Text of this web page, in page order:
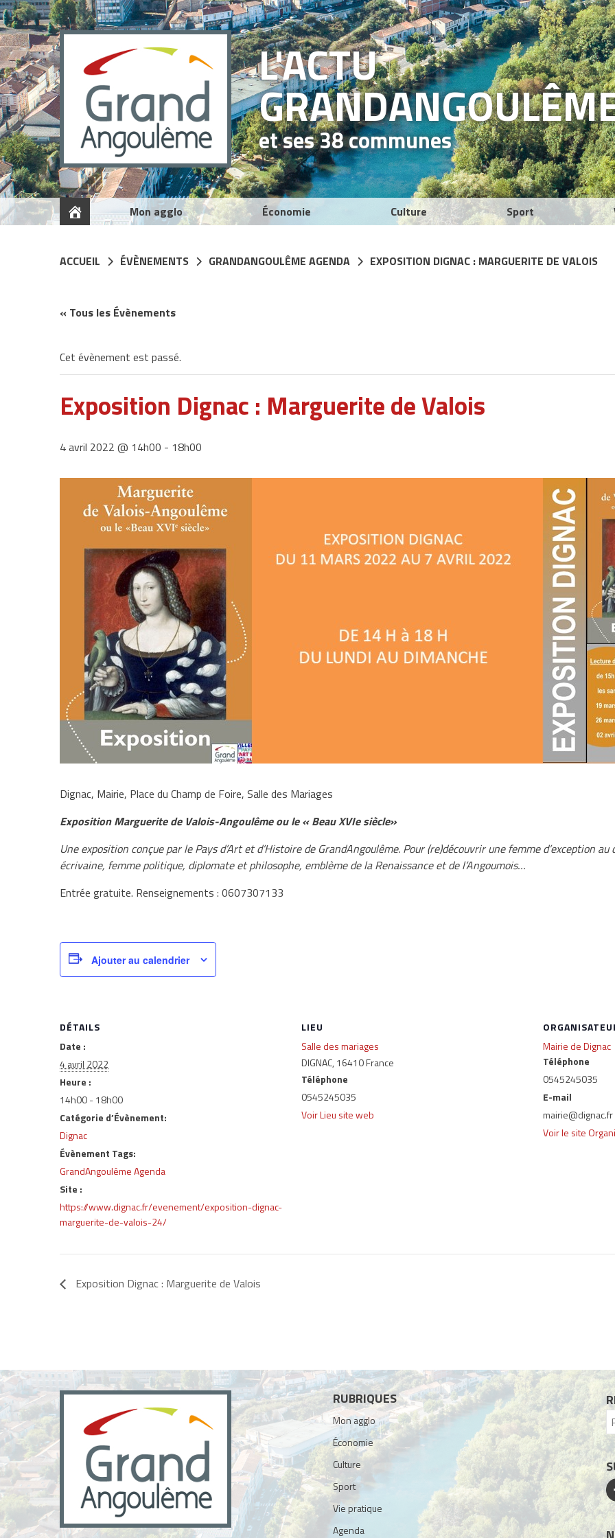
L'ACTU
GRAND
et ses 38 communes
Mon agglo Économie Culture Sport
ACCUEIL ÉVÈNEMENTS GRANDANGOULÊME AGENDA EXPOSITION DIGNAC : MARGUERITE DE VALOIS
« Tous les Évènements
Cet évènement est passé.
Exposition Dignac : Marguerite de Valois
4 avril 2022 @ 14h00 - 18h00
Dignac, Mairie, Place du Champ de Foire, Salle des Mariages
Exposition Marguerite de Valois-Angoulême ou le « Beau XVIe siècle»
Une exposition conçue par le Pays d’Art et d’Histoire de GrandAngoulême. Pour (re)découvrir une femme d’exception
écrivaine, femme politique, diplomate et philosophe, emblème de la Renaissance et de l’Angoumois…
Entrée gratuite. Renseignements : 0607307133
Ajouter au calendrier
DÉTAILS
Date :
4 avril 2022
Heure :
14h00 - 18h00
Catégorie d’Évènement:
Dignac
Évènement Tags:
GrandAngoulême Agenda
Site :
https://www.dignac.fr/evenement/exposition-dignac-
marguerite-de-valois-24/
LIEU
Salle des mariages
DIGNAC,16410France
Téléphone
0545245035
Voir Lieu site web
Mairie de Dignac
Téléphone
0545245035
E-mail
mairie@dignac.fr
Voir le site
Exposition Dignac : Marguerite de Valois
RUBRIQUES
Mon agglo
Économie
Culture
Sport
Vie pratique
Agenda
Panneau de gestion des cookies